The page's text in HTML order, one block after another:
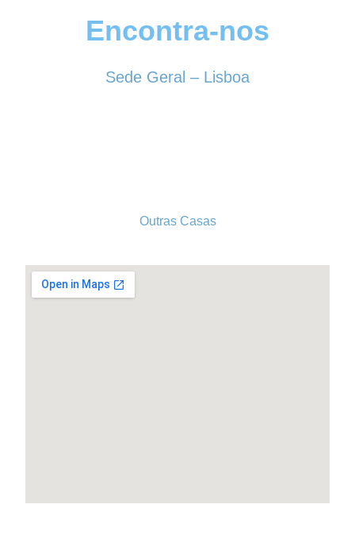
Encontra-nos
Sede Geral – Lisboa
Outras Casas